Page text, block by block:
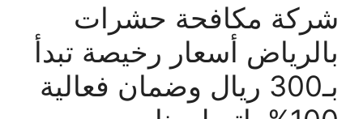
شركة مكافحة حشرات
بالرياض أسعار رخيصة تبدأ
بـ300 ريال وضمان فعالية